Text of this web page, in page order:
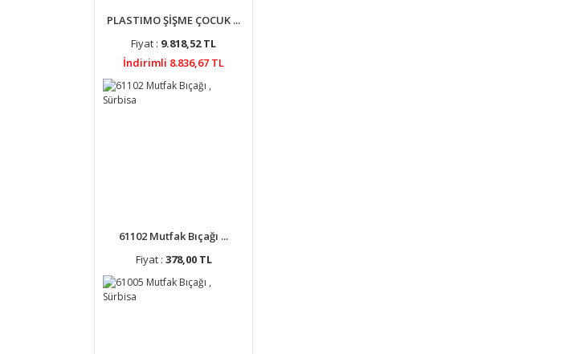
PLASTIMO ŞİŞME ÇOCUK ...
Fiyat : 9.818,52 TL
İndirimli 8.836,67 TL
61102 Mutfak Bıçağı ...
Fiyat : 378,00 TL